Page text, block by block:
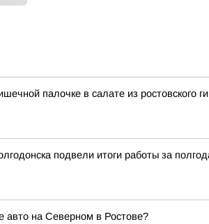
палочке в салате из ростовского
подвели итоги работы за
авто на Северном в Ростове?